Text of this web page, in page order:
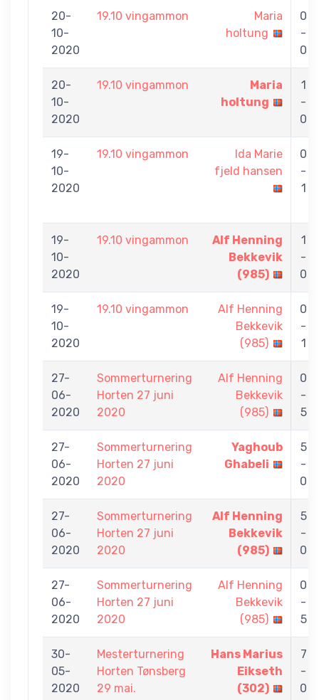
20-
10-
2020
19.10 vingammon
Maria
holtung
0
-
0
20-
10-
2020
19.10 vingammon
Maria
holtung
1
-
0
19-
10-
2020
19.10 vingammon
Ida Marie
fjeld hansen
0
-
1
19-
10-
2020
19.10 vingammon
Alf Henning
Bekkevik
(985)
1
-
0
19-
10-
2020
19.10 vingammon
Alf Henning
Bekkevik
(985)
0
-
1
27-
06-
2020
Sommerturnering
Horten 27 juni
2020
Alf Henning
Bekkevik
(985)
0
-
5
27-
06-
2020
Sommerturnering
Horten 27 juni
2020
Yaghoub
Ghabeli
5
-
0
27-
06-
2020
Sommerturnering
Horten 27 juni
2020
Alf Henning
Bekkevik
(985)
5
-
0
27-
06-
2020
Sommerturnering
Horten 27 juni
2020
Alf Henning
Bekkevik
(985)
0
-
5
30-
05-
2020
Mesterturnering
Horten Tønsberg
29 mai.
Hans Marius
Eikseth
(302)
7
-
0